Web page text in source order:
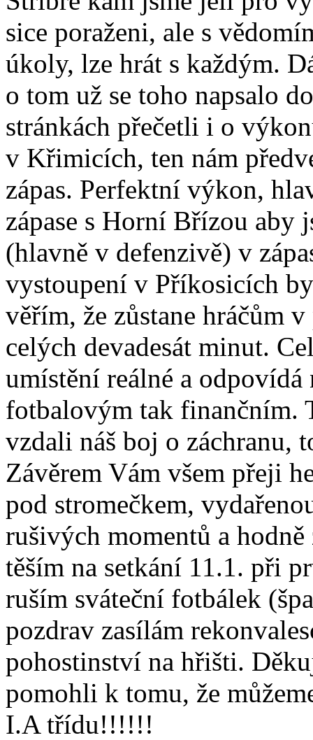
sice poraženi, ale s
úkoly, lze hrát s každým.
o tom už se toho napsalo
stránkách přečetli i o
v Křimicích, ten nám
zápas. Perfektní výkon,
zápase s Horní Břízou aby
(hlavně v defenzivě) v
vystoupení v Příkosicích
věřím, že zůstane hráčům
celých devadesát minut.
umístění reálné a odpovídá
fotbalovým tak finančním.
vzdali náš boj o záchranu,
Závěrem Vám všem přeji
pod stromečkem,
rušivých momentů a
těším na setkání 11.1. při
ruším sváteční fotbálek
pozdrav zasílám
pohostinství na hřišti.
pomohli k tomu, že
I.A třídu!!!!!!